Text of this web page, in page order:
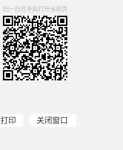
扫一扫在手机打开当前页
打印 关闭窗口